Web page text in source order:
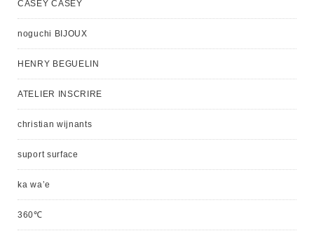
CASEY CASEY
noguchi BIJOUX
HENRY BEGUELIN
ATELIER INSCRIRE
christian wijnants
suport surface
ka wa’e
360℃